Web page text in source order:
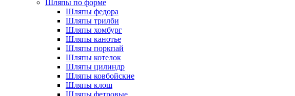
Шляпы по форме
Шляпы федора
Шляпы трилби
Шляпы хомбург
Шляпы канотье
Шляпы поркпай
Шляпы котелок
Шляпы цилиндр
Шляпы ковбойские
Шляпы клош
Шляпы фетровые